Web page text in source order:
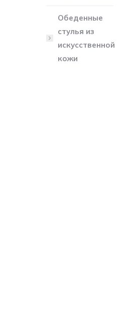
Обеденные
стулья из
искусственной
кожи